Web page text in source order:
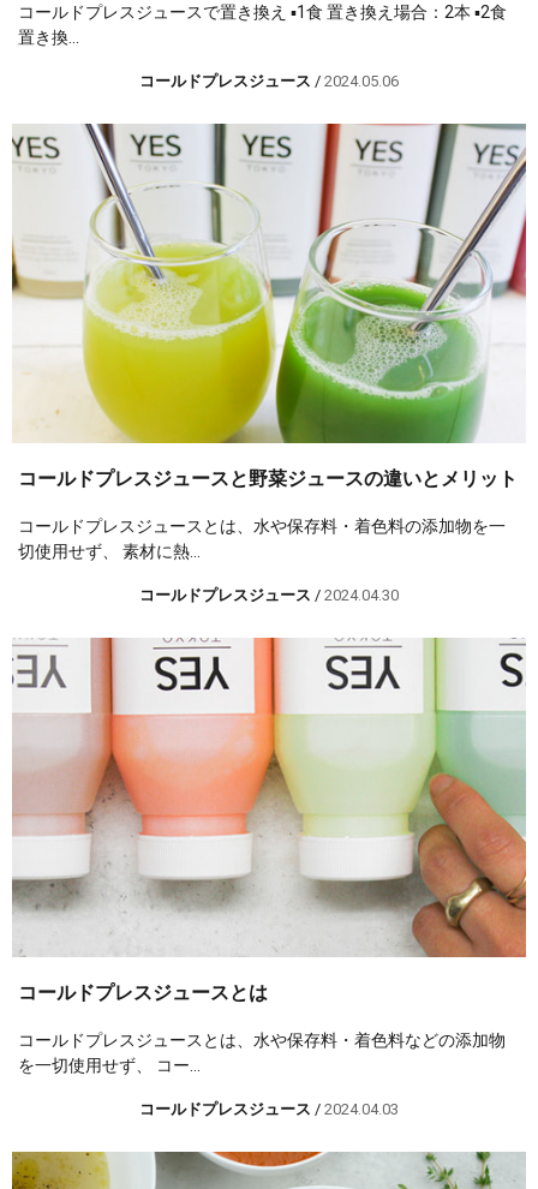
コールドプレスジュースで置き換え ▪︎1食 置き換え場合：2本 ▪︎2食
置き換...
コールドプレスジュース / 2024.05.06
コールドプレスジュースと野菜ジュースの違いとメリット
コールドプレスジュースとは、水や保存料・着色料の添加物を一
切使用せず、 素材に熱...
コールドプレスジュース / 2024.04.30
コールドプレスジュースとは
コールドプレスジュースとは、水や保存料・着色料などの添加物
を一切使用せず、 コー...
コールドプレスジュース / 2024.04.03